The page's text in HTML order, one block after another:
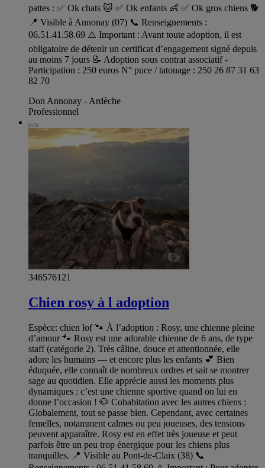
pattes : ✅ Ok chats 🐱 ✅ Ok enfants 👶 ✅ Ok gros chiens 🐕
📍 Visible à Annonay (07) 📞 Renseignements :
06.51.41.58.69 ⚠️ Important : Avant toute adoption, il est
obligatoire de détenir un certificat d’engagement signé depuis
au moins 7 jours 📝 Adoption sous contrat associatif -
Participation : 250 euros N° puce / tatouage : 250 26 87 31 63
82 70
Don Annonay - Ardèche
Professionnel
346576121
Chien rosy à l adoption
Espèce: chien lof 🐾 À l’adoption : Rosy, une chienne pleine
d’amour 🐾 Rosy est une adorable chienne de 6 ans, de type
staff (catégorie 2). Très câline, douce et attentionnée, elle
adore les humains — et encore plus les enfants 💕 Bien
éduquée, elle connaît de nombreux ordres et sait se montrer
sage au quotidien. Elle apprécie aussi les moments plus
dynamiques : c’est une chienne sportive quand on lui en
donne l’occasion ! 🐶 Cohabitation avec les autres chiens :
Globalement, tout se passe bien. Cependant, avec certaines
femelles, notamment calmes ou peu joueuses, des tensions
peuvent apparaître. Rosy est en effet très joueuse et peut
parfois être un peu trop énergique pour les chiens plus
tranquilles. 📍 Visible au Pont-de-Claix (38) 📞